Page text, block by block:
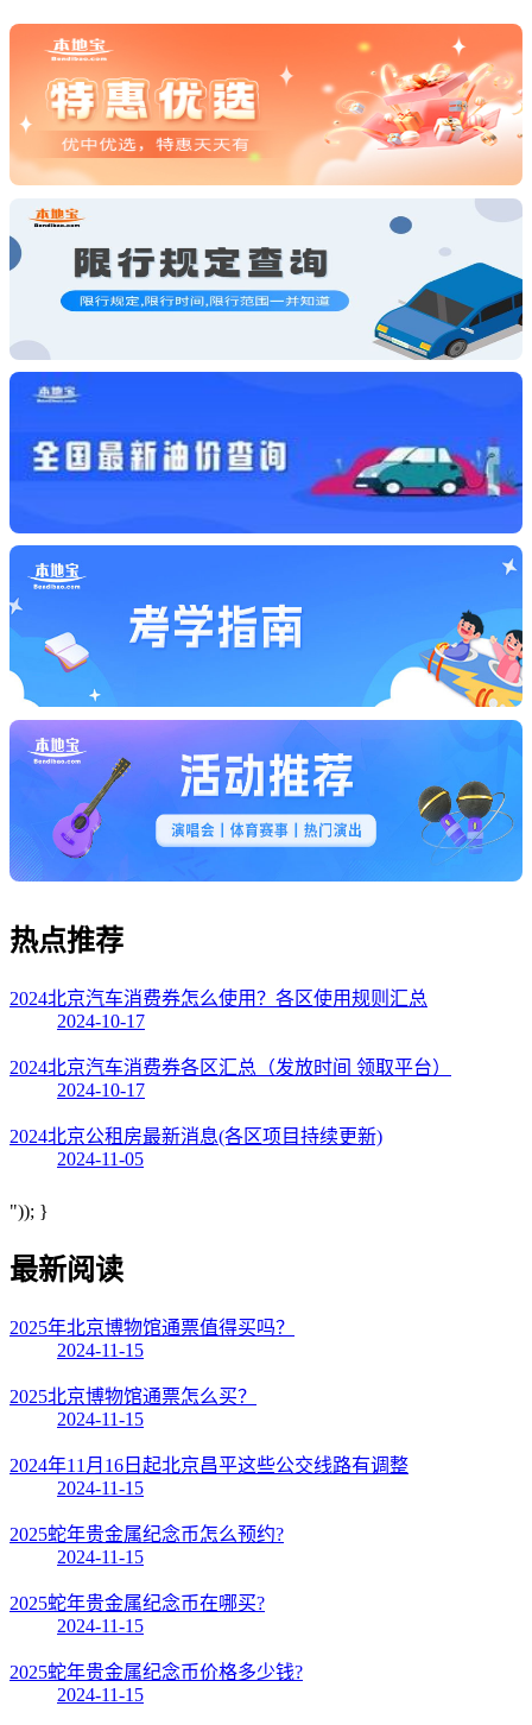
热点推荐
2024北京汽车消费券怎么使用？各区使用规则汇总
2024-10-17
2024北京汽车消费券各区汇总（发放时间 领取平台）
2024-10-17
2024北京公租房最新消息(各区项目持续更新)
2024-11-05
")); }
最新阅读
2025年北京博物馆通票值得买吗？
2024-11-15
2025北京博物馆通票怎么买？
2024-11-15
2024年11月16日起北京昌平这些公交线路有调整
2024-11-15
2025蛇年贵金属纪念币怎么预约?
2024-11-15
2025蛇年贵金属纪念币在哪买?
2024-11-15
2025蛇年贵金属纪念币价格多少钱?
2024-11-15